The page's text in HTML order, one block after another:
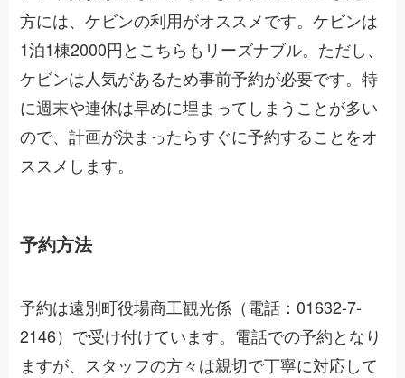
方には、ケビンの利用がオススメです。ケビンは
1泊1棟2000円とこちらもリーズナブル。ただし、
ケビンは人気があるため事前予約が必要です。特
に週末や連休は早めに埋まってしまうことが多い
ので、計画が決まったらすぐに予約することをオ
ススメします。
予約方法
予約は遠別町役場商工観光係（電話：01632-7-
2146）で受け付けています。電話での予約となり
ますが、スタッフの方々は親切で丁寧に対応して